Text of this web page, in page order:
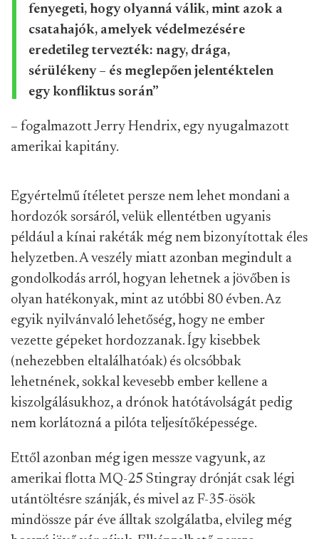
fenyegeti, hogy olyanná válik, mint azok a
csatahajók, amelyek védelmezésére
eredetileg tervezték: nagy, drága,
sérülékeny – és meglepően jelentéktelen
egy konfliktus során”
– fogalmazott Jerry Hendrix, egy nyugalmazott
amerikai kapitány.
Egyértelmű ítéletet persze nem lehet mondani a
hordozók sorsáról, velük ellentétben ugyanis
például a kínai rakéták még nem bizonyítottak éles
helyzetben. A veszély miatt azonban megindult a
gondolkodás arról, hogyan lehetnek a jövőben is
olyan hatékonyak, mint az utóbbi 80 évben. Az
egyik nyilvánvaló lehetőség, hogy ne ember
vezette gépeket hordozzanak. Így kisebbek
(nehezebben eltalálhatóak) és olcsóbbak
lehetnének, sokkal kevesebb ember kellene a
kiszolgálásukhoz, a drónok hatótávolságát pedig
nem korlátozná a pilóta teljesítőképessége.
Ettől azonban még igen messze vagyunk, az
amerikai flotta MQ-25 Stingray drónját csak légi
utántöltésre szánják, és mivel az F-35-ösök
mindössze pár éve álltak szolgálatba, elvileg még